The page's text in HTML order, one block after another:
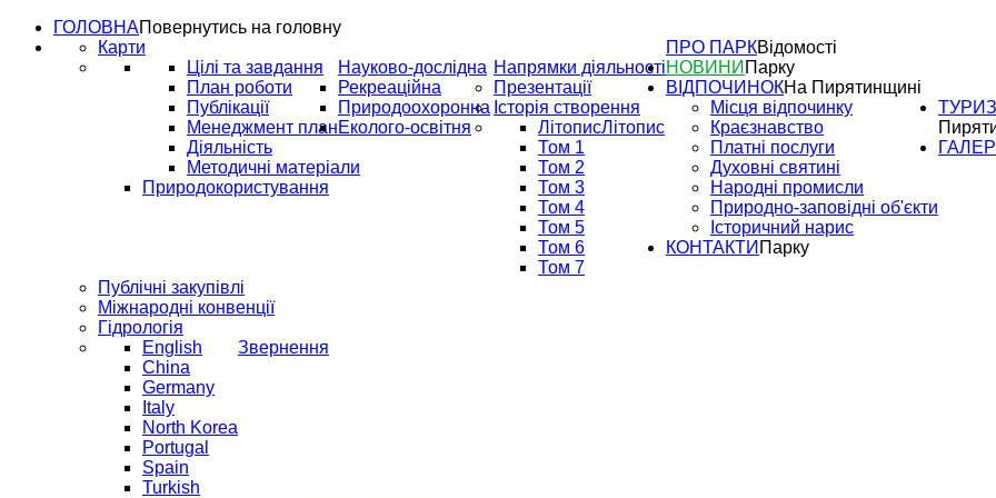
ГОЛОВНАПовернутись на головну
ПРО ПАРКВідомості
Карти
Напрямки діяльності
Науково-дослідна
Цілі та завдання
План роботи
Публікації
Менеджмент план
Рекреаційна
Природоохоронна
Еколого-освітня
Діяльність
Методичні матеріали
Природокористування
Презентації
Історія створення
Літопис
Літопис
Том 1
Том 2
Том 3
Том 4
Том 5
Том 6
Том 7
Публічні закупівлі
Міжнародні конвенції
Гідрологія
Звернення
English
China
Germany
Italy
North Korea
Portugal
Spain
Turkish
НОВИНИ Парку
ВІДПОЧИНОКНа Пирятинщині
Місця відпочинку
Краєзнавство
Платні послуги
Духовні святині
Народні промисли
Природно-заповідні об'єкти
Історичний нарис
КОНТАКТИ Парку